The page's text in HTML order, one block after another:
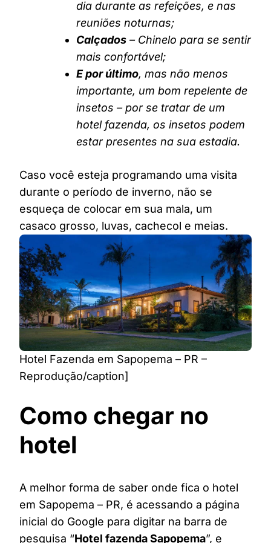
dia durante as refeições, e nas
reuniões noturnas;
Calçados – Chinelo para se sentir
mais confortável;
E por último, mas não menos
importante, um bom repelente de
insetos – por se tratar de um
hotel fazenda, os insetos podem
estar presentes na sua estadia.
Caso você esteja programando uma visita
durante o período de inverno, não se
esqueça de colocar em sua mala, um
casaco grosso, luvas, cachecol e meias.
Hotel Fazenda em Sapopema – PR –
Reprodução/caption]
Como chegar no
hotel
A melhor forma de saber onde fica o hotel
em Sapopema – PR, é acessando a página
inicial do Google para digitar na barra de
pesquisa “Hotel fazenda Sapopema”, e